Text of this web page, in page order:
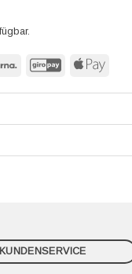
Klarna GiroPay Apple